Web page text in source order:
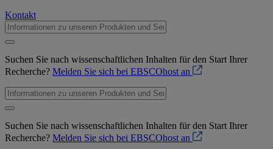
Kontakt
Suchen Sie nach wissenschaftlichen Inhalten für den Start Ihrer
Recherche? Melden Sie sich bei EBSCOhost an
Suchen Sie nach wissenschaftlichen Inhalten für den Start Ihrer
Recherche? Melden Sie sich bei EBSCOhost an